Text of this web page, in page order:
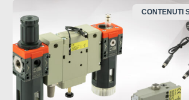
CONTENUTI